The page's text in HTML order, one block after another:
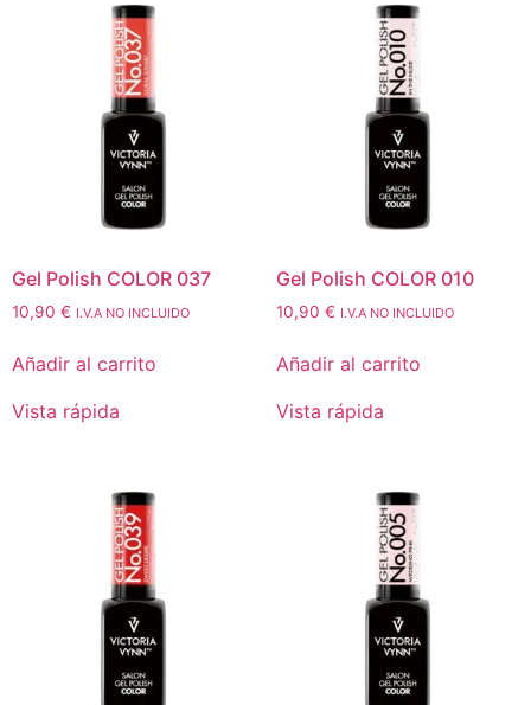
Gel Polish COLOR 037
10,90 € I.V.A NO INCLUIDO
Añadir al carrito
Vista rápida
Gel Polish COLOR 010
10,90 € I.V.A NO INCLUIDO
Añadir al carrito
Vista rápida